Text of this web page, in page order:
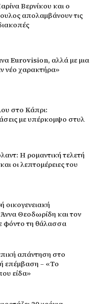
Βερνίκου και ο
απολαμβάνουν τις
Eurovision, αλλά με μια
νέο χαρακτήρα»
στο Κάπρι:
με υπέρκομψο στυλ
Η ρομαντική τελετή
οι λεπτομέρειες του
Θεοδωρίδη και τον
φόντο τη θάλασσα
απάντηση στο
επέμβαση – «Το
είδα»